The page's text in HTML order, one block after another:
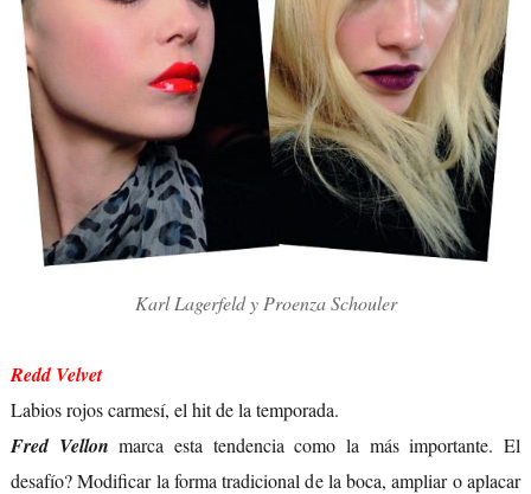
Karl Lagerfeld y Proenza Schouler
Redd Velvet
Labios rojos carmesí, el hit de la temporada.
Fred Vellon marca esta tendencia como la más importante. El
desafío? Modificar la forma tradicional de la boca, ampliar o aplacar